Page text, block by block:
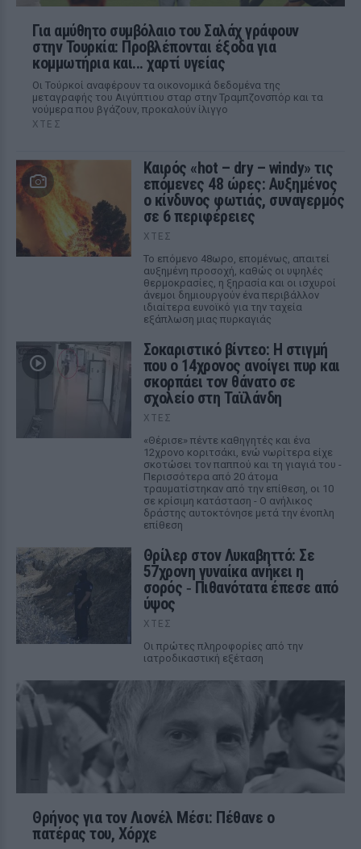
Για αμύθητο συμβόλαιο του Σαλάχ γράφουν
στην Τουρκία: Προβλέπονται έξοδα για
κομμωτήρια και... χαρτί υγείας
Οι Τούρκοί αναφέρουν τα οικονομικά δεδομένα της
μεταγραφής του Αιγύπτιου σταρ στην Τραμπζονσπόρ και τα
νούμερα που βγάζουν, προκαλούν ίλιγγο
ΧΤΕΣ
Καιρός «hot – dry – windy» τις
επόμενες 48 ώρες: Αυξημένος
ο κίνδυνος φωτιάς, συναγερμός
σε 6 περιφέρειες
ΧΤΕΣ
Το επόμενο 48ωρο, επομένως, απαιτεί
αυξημένη προσοχή, καθώς οι υψηλές
θερμοκρασίες, η ξηρασία και οι ισχυροί
άνεμοι δημιουργούν ένα περιβάλλον
ιδιαίτερα ευνοϊκό για την ταχεία
εξάπλωση μιας πυρκαγιάς
Σοκαριστικό βίντεο: Η στιγμή
που ο 14χρονος ανοίγει πυρ και
σκορπάει τον θάνατο σε
σχολείο στη Ταϊλάνδη
ΧΤΕΣ
«Θέρισε» πέντε καθηγητές και ένα
12χρονο κοριτσάκι, ενώ νωρίτερα είχε
σκοτώσει τον παππού και τη γιαγιά του -
Περισσότερα από 20 άτομα
τραυματίστηκαν από την επίθεση, οι 10
σε κρίσιμη κατάσταση - Ο ανήλικος
δράστης αυτοκτόνησε μετά την ένοπλη
επίθεση
Θρίλερ στον Λυκαβηττό: Σε
57χρονη γυναίκα ανήκει η
σορός ‑ Πιθανότατα έπεσε από
ύψος
ΧΤΕΣ
Οι πρώτες πληροφορίες από την
ιατροδικαστική εξέταση
Θρήνος για τον Λιονέλ Μέσι: Πέθανε ο
πατέρας του, Χόρχε